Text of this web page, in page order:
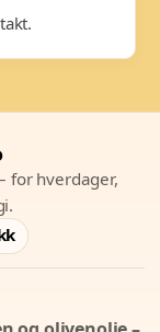
for hverdager,